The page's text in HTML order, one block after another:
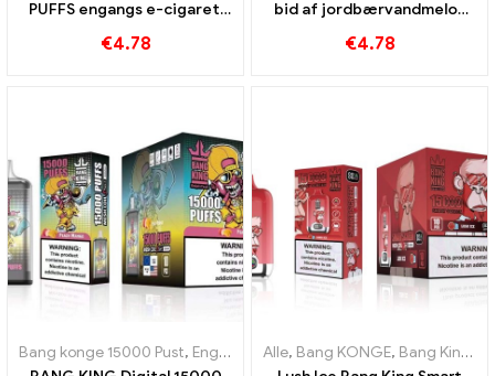
PUFFS engangs e-cigaret,
Ice
€4.78
bid af jordbærvandmelon
smag engangs e-cigaret
€4.78
Bang konge 15000 Pust, Engangs e-cigaretter Sverige ,Engangs
Alle, Bang KONGE, Bang King Smart skærm 15000 Puff